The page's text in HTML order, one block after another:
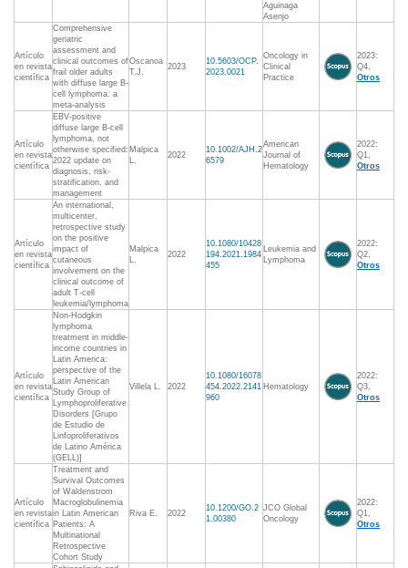
Aguinaga
Asenjo
Artículo
en revista
científica
Comprehensive
geriatric
assessment and
clinical outcomes of
frail older adults
with diffuse large B-
cell lymphoma: a
meta-analysis
Oscanoa
T.J.
2023
10.5603/OCP.
2023.0021
Oncology in
Clinical
Practice
2023:
Q4,
Otros
Artículo
en revista
científica
EBV-positive
diffuse large B-cell
lymphoma, not
otherwise specified:
2022 update on
diagnosis, risk-
stratification, and
management
Malpica
L.
2022
10.1002/AJH.2
6579
American
Journal of
Hematology
2022:
Q1,
Otros
Artículo
en revista
científica
An international,
multicenter,
retrospective study
on the positive
impact of
cutaneous
involvement on the
clinical outcome of
adult T-cell
leukemia/lymphoma
Malpica
L.
2022
10.1080/10428
194.2021.1984
455
Leukemia and
Lymphoma
2022:
Q2,
Otros
Artículo
en revista
científica
Non-Hodgkin
lymphoma
treatment in middle-
income countries in
Latin America:
perspective of the
Latin American
Study Group of
Lymphoproliferative
Disorders [Grupo
de Estudio de
Linfoproliferativos
de Latino América
(GELL)]
Villela L. 2022
10.1080/16078
454.2022.2141
960
Hematology
2022:
Q3,
Otros
Artículo
en revista
científica
Treatment and
Survival Outcomes
of Waldenstrom
Macroglobulinemia
in Latin American
Patients: A
Multinational
Retrospective
Cohort Study
Riva E. 2022
10.1200/GO.2
1.00380
JCO Global
Oncology
2022:
Q1,
Otros